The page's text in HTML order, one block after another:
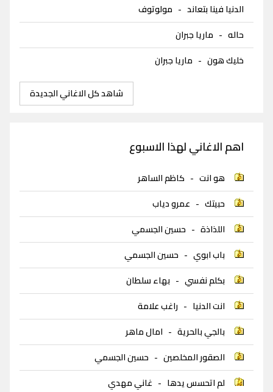
الدنيا فينا بتعاند - مولوتوف
حاله - ماريا جبران
خليك هون - ماريا جبران
شاهد كل الاغاني الجديدة
اهم الاغاني لهذا الاسبوع
هو انت - كاظم الساهر
حبيتك - عمرو دياب
اللذاذة - حسين الجسمي
باب ابوي - حسين الجسمي
بكلم نفسي - بهاء سلطان
انت الدنيا - راغب علامة
بالجي بالحرية - امال ماهر
الصقور المخلصين - حسين الجسمي
لم اتحسس يدها - غاني مهدي